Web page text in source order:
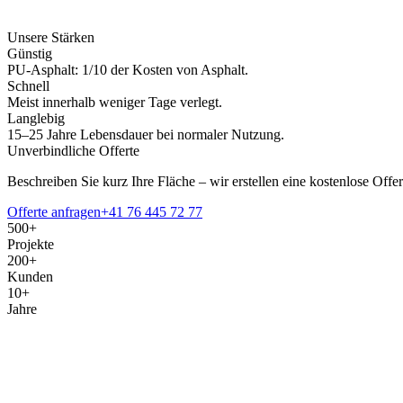
Unsere Stärken
Günstig
PU-Asphalt: 1/10 der Kosten von Asphalt.
Schnell
Meist innerhalb weniger Tage verlegt.
Langlebig
15–25 Jahre Lebensdauer bei normaler Nutzung.
Unverbindliche Offerte
Beschreiben Sie kurz Ihre Fläche – wir erstellen eine kostenlose
Offerte anfragen+41 76 445 72 77
500+
Projekte
200+
Kunden
10+
Jahre